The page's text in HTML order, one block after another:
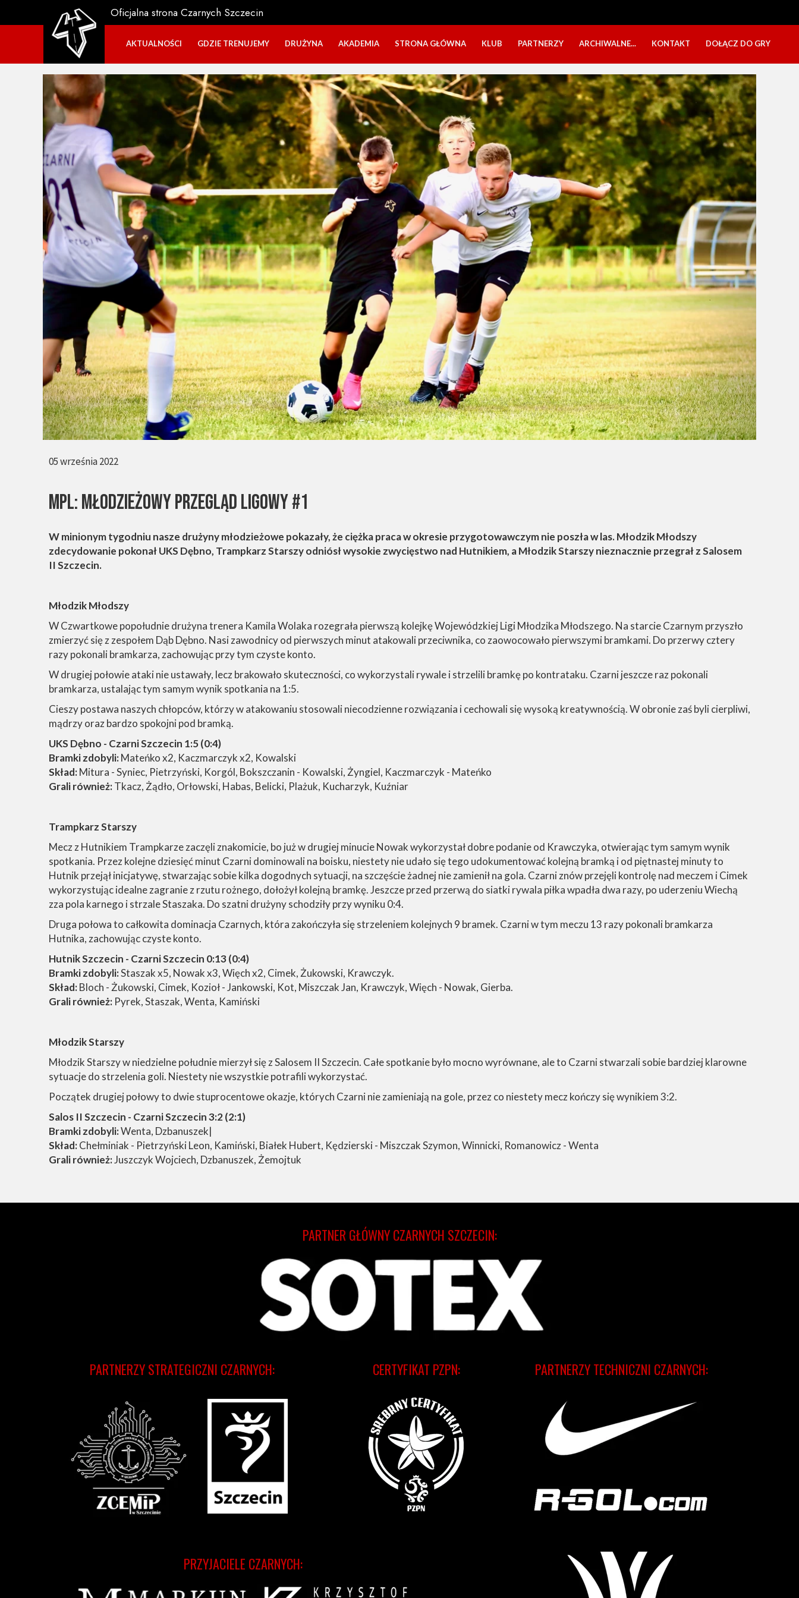
W minionym tygodniu nasze drużyny młodzieżowe pokazały, że ciężka praca w okresie przygotowawczym nie poszła w las. Młodzik Młodszy
zdecydowanie pokonał UKS Dębno, Trampkarz Starszy odniósł wysokie zwycięstwo nad Hutnikiem, a Młodzik Starszy nieznacznie przegrał z Salosem
II Szczecin.
Młodzik Młodszy
W Czwartkowe popołudnie drużyna trenera Kamila Wolaka rozegrała pierwszą kolejkę Wojewódzkiej Ligi Młodzika Młodszego. Na starcie Czarnym przyszło
zmierzyć się z zespołem Dąb Dębno. Nasi zawodnicy od pierwszych minut atakowali przeciwnika, co zaowocowało pierwszymi bramkami. Do przerwy cztery
razy pokonali bramkarza, zachowując przy tym czyste konto.
W drugiej połowie ataki nie ustawały, lecz brakowało skuteczności, co wykorzystali rywale i strzelili bramkę po kontrataku. Czarni jeszcze raz pokonali
bramkarza, ustalając tym samym wynik spotkania na 1:5.
Cieszy postawa naszych chłopców, którzy w atakowaniu stosowali niecodzienne rozwiązania i cechowali się wysoką kreatywnością. W obronie zaś byli cierpliwi,
mądrzy oraz bardzo spokojni pod bramką.
UKS Dębno - Czarni Szczecin 1:5 (0:4)
Bramki zdobyli:Mateńko x2, Kaczmarczyk x2, Kowalski
Skład:Mitura - Syniec, Pietrzyński, Korgól, Bokszczanin - Kowalski, Żyngiel, Kaczmarczyk - Mateńko
Grali również:Tkacz, Żądło, Orłowski, Habas, Belicki, Plażuk, Kucharzyk, Kuźniar
Trampkarz Starszy
Mecz z Hutnikiem Trampkarze zaczęli znakomicie, bo już w drugiej minucie Nowak wykorzystał dobre podanie od Krawczyka, otwierając tym samym wynik
spotkania. Przez kolejne dziesięć minut Czarni dominowali na boisku, niestety nie udało się tego udokumentować kolejną bramką i od piętnastej minuty to
Hutnik przejął inicjatywę, stwarzając sobie kilka dogodnych sytuacji, na szczęście żadnej nie zamienił na gola. Czarni znów przejęli kontrolę nad meczem i Cimek
wykorzystując idealne zagranie z rzutu rożnego, dołożył kolejną bramkę. Jeszcze przed przerwą do siatki rywala piłka wpadła dwa razy, po uderzeniu Wiechą
zza pola karnego i strzale Staszaka. Do szatni drużyny schodziły przy wyniku 0:4.
Druga połowa to całkowita dominacja Czarnych, która zakończyła się strzeleniem kolejnych 9 bramek. Czarni w tym meczu 13 razy pokonali bramkarza
Hutnika, zachowując czyste konto.
Hutnik Szczecin - Czarni Szczecin 0:13 (0:4)
Bramki zdobyli:Staszak x5, Nowak x3, Więch x2, Cimek, Żukowski, Krawczyk.
Skład:Bloch - Żukowski, Cimek, Kozioł - Jankowski, Kot, Miszczak Jan, Krawczyk, Więch - Nowak, Gierba.
Grali również: Pyrek, Staszak, Wenta, Kamiński
Młodzik Starszy
Młodzik Starszy w niedzielne południe mierzył się z Salosem II Szczecin. Całe spotkanie było mocno wyrównane, ale to Czarni stwarzali sobie bardziej klarowne
sytuacje do strzelenia goli. Niestety nie wszystkie potrafili wykorzystać.
Początek drugiej połowy to dwie stuprocentowe okazje, których Czarni nie zamieniają na gole, przez co niestety mecz kończy się wynikiem 3:2.
Salos II Szczecin - Czarni Szczecin 3:2 (2:1)
Bramki zdobyli:Wenta, Dzbanuszek|
Skład:Chełminiak - Pietrzyński Leon, Kamiński, Białek Hubert, Kędzierski - Miszczak Szymon, Winnicki, Romanowicz - Wenta
Grali również:Juszczyk Wojciech, Dzbanuszek, Żemojtuk
MPL: Młodzieżowy Przegląd Ligowy #1
05 września 2022
Oficjalna strona Czarnych Szczecin
AKTUALNOŚCI GDZIE TRENUJEMY DRUŻYNA
DOŁĄCZ DO GRY
AKADEMIA
NABÓR DZIECI
SZTAB TRENERSKI
OPINIE RODZICÓW O OBOZACH
STRONA GŁÓWNA KLUB
NASZE DZIEŁA
PARTNERZY ARCHIWALNE...
PÓŁKOLONIE 2025
SBO 2023
CZARNI W MEDIACH
KADRA 2006
FESTYN CHARYTATYWNY
CZAS NA DZIEWCZYNY
OBÓZ W ZATONIU 2020
OBÓZ W KALISZU 2020
VIDEO
OFERTA LATO 2020
ARCHIWUM OBOZÓW
WYNIKI
KONTAKT DOŁĄCZ DO GRY
NABÓR SENIORÓW
CERTYFIKAT PZPN:
PRZYJACIELE CZARNYCH:
PARTNERZY TECHNICZNI CZARNYCH:
PARTNERZY STRATEGICZNI CZARNYCH:
PARTNER GŁÓWNY CZARNYCH SZCZECIN: